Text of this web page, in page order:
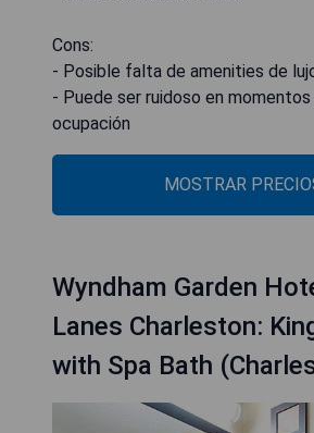
Cons:
- Posible falta de amenities de
- Puede ser ruidoso en
ocupación
MOSTRAR
Wyndham Garden
Lanes Charleston:
with Spa Bath